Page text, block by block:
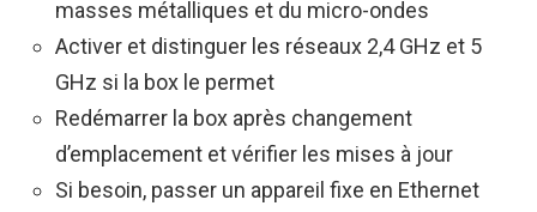
masses métalliques et du micro-ondes
Activer et distinguer les réseaux 2,4 GHz et 5
GHz si la box le permet
Redémarrer la box après changement
d’emplacement et vérifier les mises à jour
Si besoin, passer un appareil fixe en Ethernet